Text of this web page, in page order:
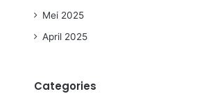
Mei 2025
April 2025
Categories